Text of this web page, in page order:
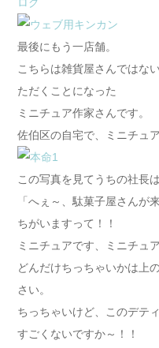
最後にもう一店舗。
こちらは雑貨屋さんではな
ただくことになった
ミニチュア作家さんです。
佐伯区の自宅で、ミニチュ
この写真を見てうちの社長は
「へぇ～、駄菓子屋さんが
ちがいますって！！
ミニチュアです、ミニチュア
どんだけちっちゃいかは上
さい。
ちっちゃいけど、このデテ
すごくないですか～！！